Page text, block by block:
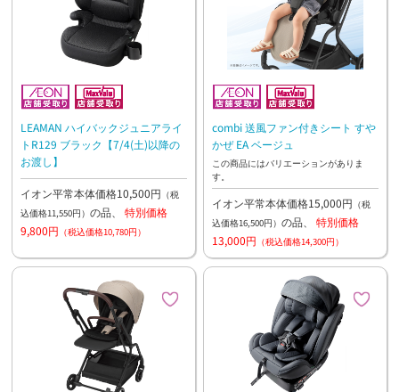
LEAMAN ハイバックジュニアライ
トR129 ブラック【7/4(土)以降の
お渡し】
イオン平常本体価格10,500円 （税
込価格11,550円） の品、 特別価格
9,800円 （税込価格10,780円）
combi 送風ファン付きシート すや
かぜ EA ベージュ
この商品にはバリエーションがありま
す。
イオン平常本体価格15,000円 （税
込価格16,500円） の品、 特別価格
13,000円 （税込価格14,300円）